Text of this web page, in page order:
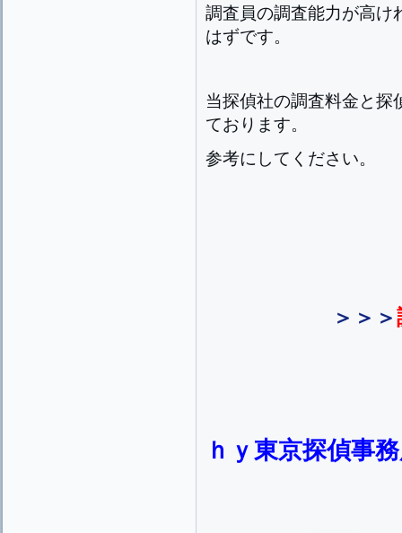
調査員の調査能力が高け
はずです。
当探偵社の調査料金と探
ております。
参考にしてください。
＞＞＞
ｈｙ東京探偵事